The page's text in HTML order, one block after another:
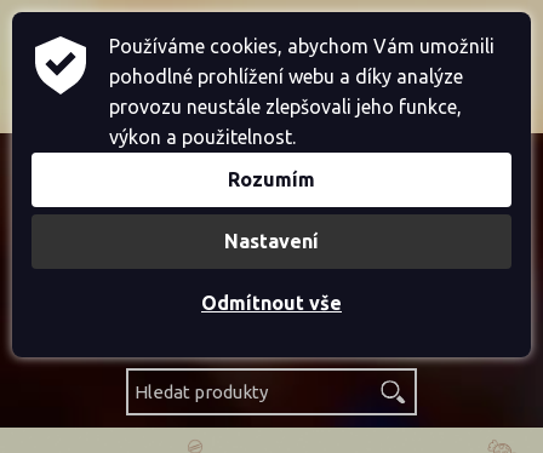
Home Přihlásit se Registrace
Košík je prázdný
Používáme cookies, abychom Vám umožnili
pohodlné prohlížení webu a díky analýze
provozu neustále zlepšovali jeho funkce,
výkon a použitelnost.
Rozumím
Nastavení
Odmítnout vše